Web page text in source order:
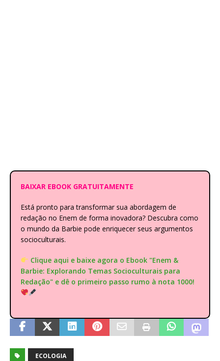
BAIXAR EBOOK GRATUITAMENTE
Está pronto para transformar sua abordagem de
redação no Enem de forma inovadora? Descubra como
o mundo da Barbie pode enriquecer seus argumentos
socioculturais.
Clique aqui e baixe agora o Ebook "Enem &
Barbie: Explorando Temas Socioculturais para
Redação" e dê o primeiro passo rumo à nota 1000!
ECOLOGIA